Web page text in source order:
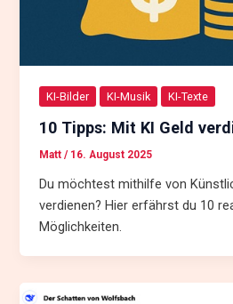
KI-Bilder KI-Musik KI-Texte
10 Tipps: Mit KI Geld
Matt/ 16. August 2025
Du möchtest mithilfe von
verdienen? Hier erfährst du 10
Möglichkeiten.